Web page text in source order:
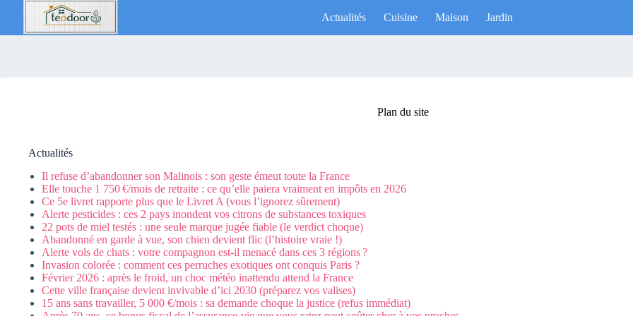
Passer
contenu
Actualités Cuisine Maison Jardin
Plan du site
Actualités
Il refuse d’abandonner son Malinois : son geste émeut toute la France
Elle touche 1 750 €/mois de retraite : ce qu’elle paiera vraiment en impôts en 2026
Ce 5e livret rapporte plus que le Livret A (vous l’ignorez sûrement)
Alerte pesticides : ces 2 pays inondent vos citrons de substances toxiques
22 pots de miel testés : une seule marque jugée fiable (le verdict choque)
Abandonné en garde à vue, son chien devient flic (l’histoire vraie !)
Alerte vols de chats : votre compagnon est-il menacé dans ces 3 régions ?
Invasion colorée : comment ces perruches exotiques ont conquis Paris ?
Février 2026 : après le froid, un choc météo inattendu attend la France
Cette ville française devient invivable d’ici 2030 (préparez vos valises)
15 ans sans travailler, 5 000 €/mois : sa demande choque la justice (refus immédiat)